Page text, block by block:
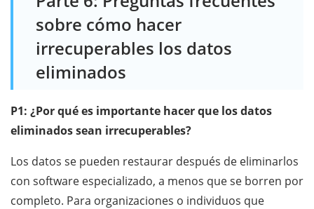
sobre cómo hacer
irrecuperables los datos
eliminados
P1: ¿Por qué es importante hacer que los datos
eliminados sean irrecuperables?
Los datos se pueden restaurar después de eliminarlos
con software especializado, a menos que se borren por
completo. Para organizaciones o individuos que